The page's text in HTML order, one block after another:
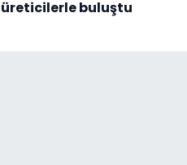
üreticilerle buluştu